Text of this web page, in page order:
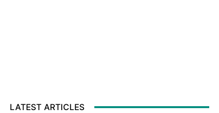
LATEST ARTICLES